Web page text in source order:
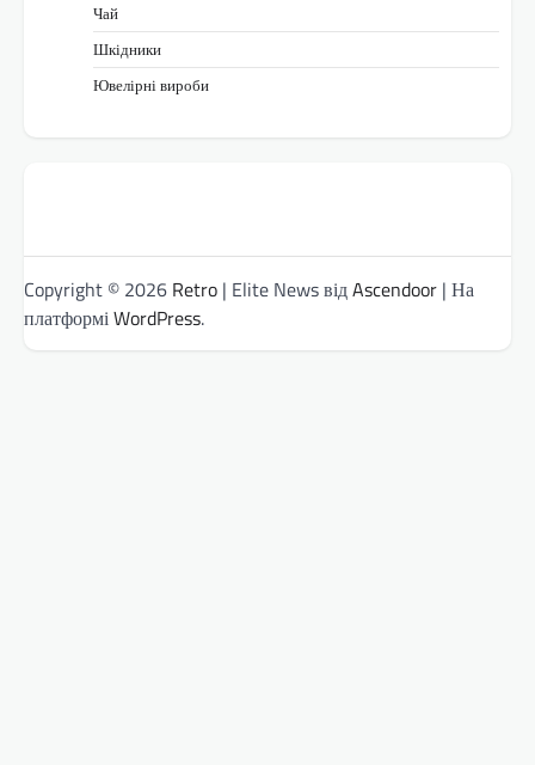
Чай
Шкідники
Ювелірні вироби
Copyright © 2026 Retro | Elite News відAscendoor | На
платформіWordPress.